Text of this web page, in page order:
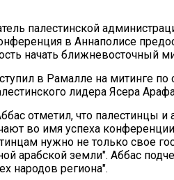
палестинской
в Аннаполисе
начать ближневосточный
в Рамалле на митинге
лидера Ясера
отметил, что палестинцы и
во имя успеха
нужно не только свое
арабской земли". Аббас
народов региона".